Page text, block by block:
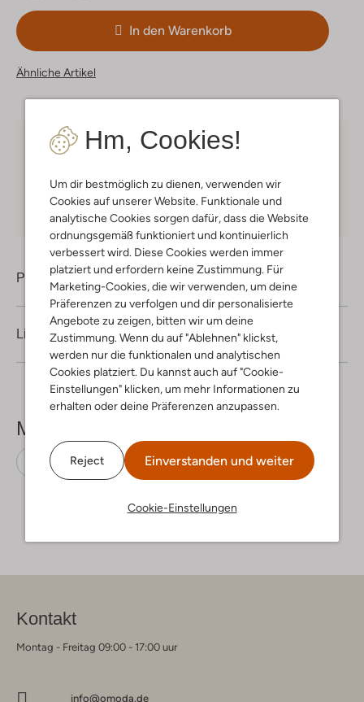
Hm, Cookies!
Um dir bestmöglich zu dienen, verwenden wir
Cookies auf unserer Website. Funktionale und
analytische Cookies sorgen dafür, dass die Website
ordnungsgemäß funktioniert und kontinuierlich
verbessert wird. Diese Cookies werden immer
platziert und erfordern keine Zustimmung. Für
Marketing-Cookies, die wir verwenden, um deine
Präferenzen zu verfolgen und dir personalisierte
Angebote zu zeigen, bitten wir um deine
Zustimmung. Wenn du auf "Ablehnen" klickst,
werden nur die funktionalen und analytischen
Cookies platziert. Du kannst auch auf "Cookie-
Einstellungen" klicken, um mehr Informationen zu
erhalten oder deine Präferenzen anzupassen.
Reject Einverstanden und weiter
Cookie-Einstellungen
In den Warenkorb
Ähnliche Artikel
Kostenloser Versandab € 75 für Club-Omoda
Kauf auf Rechnung 30 TagenRückgaberecht
Produktinformation
Lieferung & Rückgabe
Mehr sehen
Cowboystiefel Hip Wildleder
Kontakt
Montag - Freitag 09:00 - 17:00 uur
info@omoda.de